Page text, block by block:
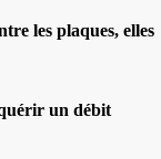
les plaques, elles
un débit